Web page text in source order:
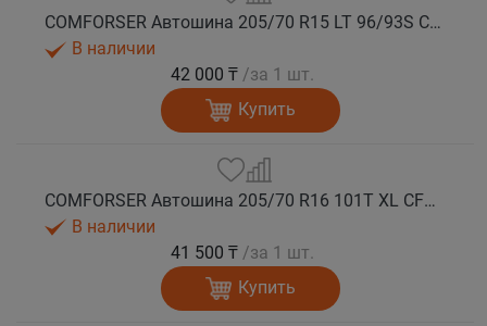
COMFORSER Автошина 205/70 R15 LT 96/93S CF1100 6PR RWL лето
В наличии
42 000 ₸ /за 1 шт.
Купить
COMFORSER Автошина 205/70 R16 101T XL CF1100 RWL лето
В наличии
41 500 ₸ /за 1 шт.
Купить